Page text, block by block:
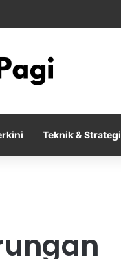
Newcastle
Teknik & Strategi